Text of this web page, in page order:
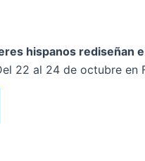
hispanos rediseñan
22 al 24 de octubre